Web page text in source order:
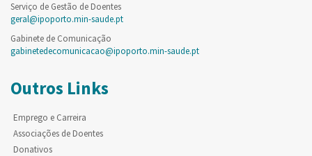
Serviço de Gestão de Doentes
geral@ipoporto.min-saude.pt
Gabinete de Comunicação
gabinetedecomunicacao@ipoporto.min-saude.pt
Outros Links
Emprego e Carreira
Associações de Doentes
Donativos